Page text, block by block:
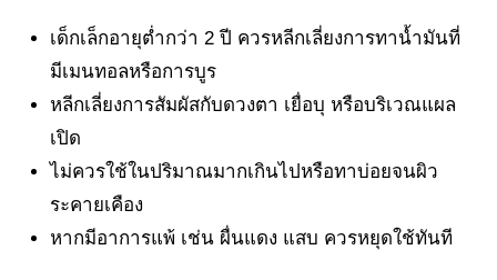
เด็กเล็กอายุต่ำกว่า 2 ปี ควรหลีกเลี่ยงการทาน้ำมันที่
มีเมนทอลหรือการบูร
หลีกเลี่ยงการสัมผัสกับดวงตา เยื่อบุ หรือบริเวณแผล
เปิด
ไม่ควรใช้ในปริมาณมากเกินไปหรือทาบ่อยจนผิว
ระคายเคือง
หากมีอาการแพ้ เช่น ผื่นแดง แสบ ควรหยุดใช้ทันที